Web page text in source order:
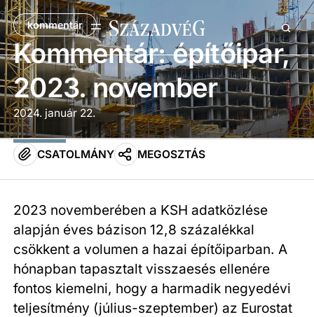
kommentár
Kommentár: építőipar,
2023. november
2024. január 22.
CSATOLMÁNY MEGOSZTÁS
2023 novemberében a KSH adatközlése
alapján éves bázison 12,8 százalékkal
csökkent a volumen a hazai építőiparban. A
hónapban tapasztalt visszaesés ellenére
fontos kiemelni, hogy a harmadik negyedévi
teljesítmény (július-szeptember) az Eurostat